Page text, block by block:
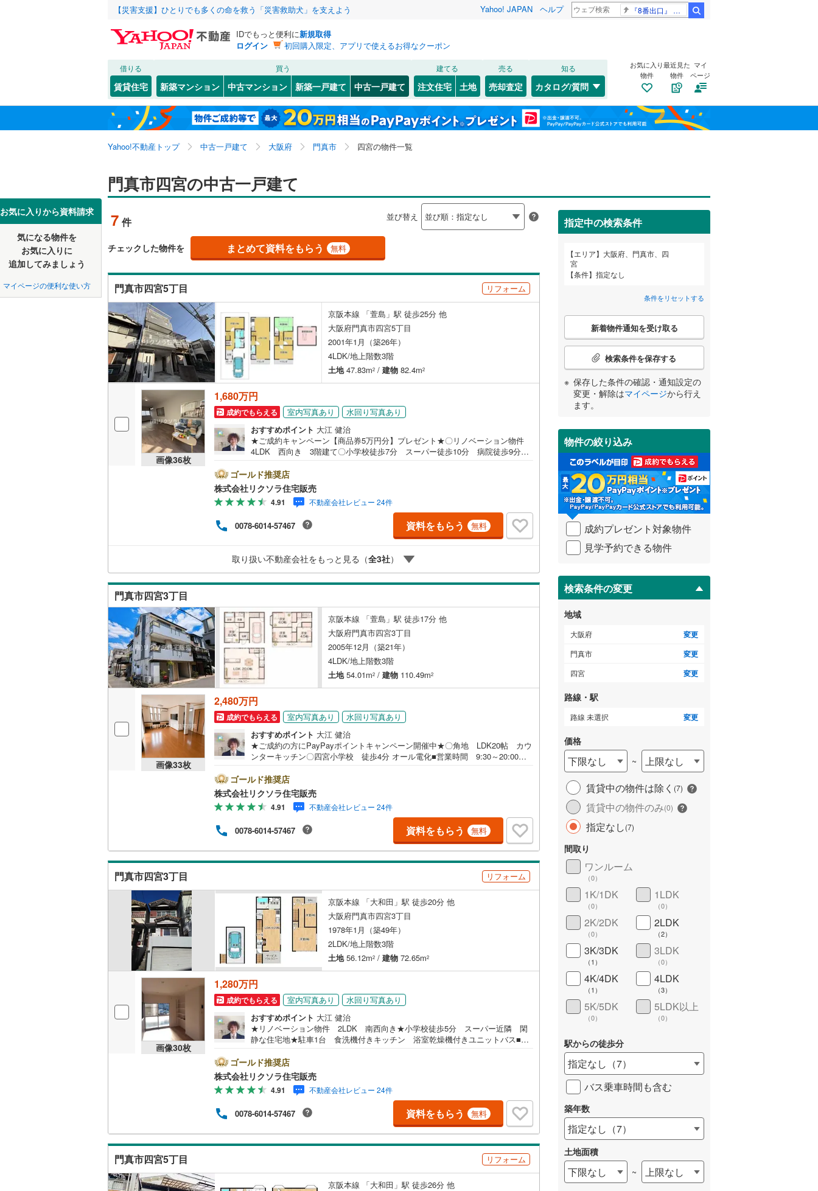
【災害支援】ひとりでも多くの命を救う「災害救助犬」を支えよう Yahoo! JAPAN ヘルプ 『8番出口』 金ロー
IDでもっと便利に新規取得
ログイン
初回購入限定、アプリで使えるお得なクーポン
借りる
賃貸住宅
買う
新築マンション 中古マンション 新築一戸建て 中古一戸建て
建てる
注文住宅 土地
売る
売却査定
知る
カタログ/質問
お気に入り
物件
最近見た
物件
マイ
ページ
Yahoo!不動産トップ 中古一戸建て 大阪府 門真市 四宮の物件一覧
お気に入りから資料請求
気になる物件を
お気に入りに
追加してみましょう
マイページの便利な使い方
門真市四宮の中古一戸建て
7 件 並び替え
チェックした物件を まとめて資料をもらう 無料
門真市四宮5丁目 リフォーム
京阪本線 「萱島」駅 徒歩25分 他
大阪府門真市四宮5丁目
2001年1月（築26年）
4LDK/地上階数3階
土地47.83m2 / 建物 82.4m2
画像36枚
1,680万円
成約でもらえる 室内写真あり
水回り写真あり
おすすめポイント 大江 健治
★ご成約キャンペーン【商品券5万円分】プレゼント★〇リノベーション物件
4LDK 西向き 3階建て〇小学校徒歩7分 スーパー徒歩10分 病院徒歩9分〇
内可能！※当日・翌日のご案内はお電話でのお問合せがスムーズ■定休日 毎週
水曜日◇弊社ホームページよりLINEでのお問合せも好評！◇不動産情報サイト
未掲載物件、弊社ホームページに多数掲載！◇学校区物件検索も充実！ご希望
の学校区での物件探しに便利！「リクソラ住宅販売」で検索！是非ご覧くださ
い他の気になる物件・他不動産会社・他サイトの掲載物件もまとめてご案内可
能リフォームやリノベーションの事もあわせてご相談下さい【住宅ローン無料
相談会 随時開催中】〇お客様の条件にベストな住宅ローン商品のご提案〇住
ームローンの一体型商品もご提案〇仕事や収入・現在過去の借入による住宅ロ
ーンへの問題解決是非ともお問合せ下さい
ゴールド推奨店
株式会社リクソラ住宅販売
4.91 不動産会社レビュー 24件
0078-6014-57467 資料をもらう 無料
取り扱い不動産会社をもっと見る（全3社）
門真市四宮3丁目
京阪本線 「萱島」駅 徒歩17分 他
大阪府門真市四宮3丁目
2005年12月（築21年）
4LDK/地上階数3階
土地54.01m2 / 建物 110.49m2
画像33枚
2,480万円
成約でもらえる 室内写真あり
水回り写真あり
おすすめポイント 大江 健治
★ご成約の方にPayPayポイントキャンペーン開催中★〇角地 LDK20帖 カウ
ンターキッチン〇四宮小学校 徒歩4分 オール電化■営業時間 9:30～20:00 ■
日 毎週水曜日◇弊社ホームページよりLINEでのお問合せも好評！◇不動産情
報サイト未掲載物件、弊社ホームページに多数掲載！◇学校区物件検索も充
実！ご希望の学校区での物件探しに便利！「リクソラ住宅販売」で検索！是非
ご覧ください他の気になる物件・他不動産会社・他サイトの掲載物件もまとめ
てご案内可能リフォームやリノベーションの事もあわせてご相談下さい【住宅
ローン無料相談会 随時開催中】〇お客様の条件にベストな住宅ローン商品の
ご提案〇住宅ローンの金利や優遇率、審査基準などを詳しくご説明〇住宅ロー
ンとリフォームローンの一体型商品もご提案〇仕事や収入・現在過去の借入に
よる住宅ローンへの問題解決是非ともお問合せ下さい
ゴールド推奨店
株式会社リクソラ住宅販売
4.91 不動産会社レビュー 24件
0078-6014-57467 資料をもらう 無料
門真市四宮3丁目 リフォーム
京阪本線 「大和田」駅 徒歩20分 他
大阪府門真市四宮3丁目
1978年1月（築49年）
2LDK/地上階数3階
土地56.12m2 / 建物 72.65m2
画像30枚
1,280万円
成約でもらえる 室内写真あり
水回り写真あり
おすすめポイント 大江 健治
★リノベーション物件 2LDK 南西向き★小学校徒歩5分 スーパー近隣 閑
静な住宅地★駐車1台 食洗機付きキッチン 浴室乾燥機付きユニットバス■営
合せがスムーズ■定休日 毎週水曜日 夏季 年末年始◇弊社ホームページより
LINEでのお問合せも好評！◇不動産情報サイト未掲載物件、弊社ホームページ
に多数掲載！◇学校区物件検索も充実！ご希望の学校区での物件探しに便利！
「リクソラ住宅販売」で検索！是非ご覧ください他の気になる物件・他不動産
会社・他サイトの掲載物件もまとめてご案内可能リフォームやリノベーション
の事もあわせてご相談下さい【住宅ローン無料相談会 随時開催中】〇お客様
の条件にベストな住宅ローン商品のご提案〇住宅ローンの金利や優遇率、審査
基準などを詳しくご説明〇住宅ローンとリフォームローンの一体型商品もご提
案〇仕事や収入・現在過去の借入による住宅ローンへの問題解決是非とも弊社
ゴールド推奨店
株式会社リクソラ住宅販売
4.91 不動産会社レビュー 24件
0078-6014-57467 資料をもらう 無料
門真市四宮5丁目 リフォーム
京阪本線 「大和田」駅 徒歩26分 他
指定中の検索条件
エリア
大阪府、門真市、四
宮
条件
指定なし
条件をリセットする
こ
検
条
件
受
け
取
る
・
条
件
を
イ
ペ
ジ
に
保
存
す
る
新着物件通知を受け取る
検索条件を保存する
保存した条件の確認・通知設定の
変更・解除はマイページから行え
ます。
物件の絞り込み
成約プレゼント対象物件
見学予約できる物件
検索条件の変更
地域
大阪府 変更
門真市 変更
四宮 変更
路線・駅
路線 未選択 変更
価格
下限なし ~
上限なし
賃貸中の物件は除く (7)
賃貸中の物件のみ(0)
指定なし(7)
間取り
ワンルーム
（0）
1K/1DK
（0）
1LDK
（0）
2K/2DK
（0）
2LDK
（2）
3K/3DK
（1 ）
3LDK
（0）
4K/4DK
（1 ）
4LDK
（3）
5K/5DK
（0）
5LDK以上
（0）
駅からの徒歩分
指定なし （7）
バス乗車時間も含む
築年数
指定なし （7）
土地面積
下限なし ~ 上限なし
北海道 北海道
東北 青森 岩手 宮城 秋田 山形 福島
関東 東京 神奈川 埼玉
信越・北陸 新潟 長野
三重
近畿 大阪 兵庫
中国 鳥取 島根 岡山 広島 山口
四国 徳島 愛媛 高知
九州・沖縄 福岡 佐賀 長崎 鹿児島 沖縄
該当物件0件 この条件で検索する
大阪市 都島区(12) 福島区(13) 此花区(28)
西淀川区(31) 東淀川区(70) 旭区(19)
淀川区
51) 北区
港区
(17)
東成区(24) 城東区(34) 鶴見区(25)
天王寺区(20) 生野区(46)
阿倍野区(18)
平野区( 60)
堺市 堺区(36) 中区(63)
西区 (51 南区 25)
美原区( 40)
大阪府のそのほ
かの地域
岸和田市(10) 豊中市(55) 池田市( 32)
吹田市(41) 泉大津市 高槻市(
貝塚市(24) 枚方市(226)
茨木市 (64 ) 八尾市(56) 泉佐野市(6)
富田林市(65) 河内長野市(65)
松原市( 80) 和泉市(26)
箕面市(46) 柏原市 (36 羽曳野市
摂津市(39) 高石市(10)
藤井寺市(43) 東大阪市
四條畷市(32) 交野市(28) 大阪狭山市(20)
阪南市(43) 三島郡島本町(5) 豊能郡豊能町
豊能郡能勢町 (2) 泉北郡忠岡町 泉南郡熊取町
泉南郡田尻町
南河内郡太子町
南河内郡河南町
南河内郡千早赤阪村
該当物件0件 この条件で検索する
朝日町(1) 石原町(3) 大池町(6)
大橋町(3) 上野口町(4) 寿町(1)
小路町
1) 城垣町
常盤町(1)
舟田町(4) 古川町(1) 南野口町(5)
宮前町(1) 東田町(1)
打越町(1)
岸和田( 8)
島頭(5) 四宮(7) 三ツ島(6)
該当物件0件 この条件で検索する
JR 東海道本線（JR西日本）(0) 関西本線（JR西日本） (0) 大阪環状線(
桜島線(0) 福知山線(0) 片町線(3)
阪和線(0) 関西空港線 (0) 東西線(0)
おおさか東線(0 東海道新幹線
地下鉄 OsakaMetro長堀鶴見緑地線
OsakaMetro谷町線(0) OsakaMetro四つ橋線(0) OsakaMetro中央線(0)
OsakaMetro堺筋線(0 )
私鉄・その他 近鉄大阪線(0) 近鉄信貴線(0)
近鉄南大阪線(0) 近鉄長野線(0) 近鉄道明寺線(0)
近鉄けいはんな線(0) 近鉄西信貴ケーブル(0)
京阪交野線
0) 京阪中之島線 阪急京都本線(0)
阪急千里線 (0) 阪急神戸本線 阪急宝塚本線(0)
阪急箕面線
0) 阪神本線 阪神なんば線(0)
能勢電鉄妙見線
南海高師浜線(0)
南海多奈川線 ( 0) 南海高野線 阪堺電気軌道阪堺線
阪堺電気軌道上町線 ( 0) 南海空港線(0) 南海汐見橋線 (0 )
南海泉北線
0) OsakaMetroニュートラム(0 ) 大阪モノレール線 (0)
国際文化公園都市モノレール
水間鉄道(0)
該当物件0件 この条件で検索する
該当物件0件 この条件で検索する
こだわり条件 リフォーム、リノベーション
リノベーション・リフォーム
（5）
築古・築30年以上（4）
設備
床暖房（0）
駐車場2台以上（0） ビルトインガレージ（1） 太陽光発電システム（0）
（5）
防犯カメラ（ 0）
（1）
）
二世帯向け（0 平屋・1階建て 3階建て以上（6）
サービスルーム（納戸）（0）
立地
最寄りの駅が始発駅 小学校まで1km以内（4）
配置、向き、建ち方、日当たり
前道6m以上（2） 角地（1） 南道路（1）
平坦地（3）
LD
リビングダイニング15畳以上
キッチン
販売、価格、契約、入居関連など
即入居可能（2）
浴室
浴室乾燥機あり
収納
ウォークインクローゼット
（0）
床下収納（1）
バルコニー、庭
ウッドデッキあり（
構造・規模・施工・品質・工法関連
（0） 長期優良住宅 ）
オンライン対応
オンライン内見(相談)可（ 3） IT重説可
オンライン対応とは？ 詳しく見る
該当物件0件 この条件で検索する
検索条件を保存しました
この検索条件の新着物件通知は、 マイページから設定できます。
保存した条件を見る
大阪府、門真市、四宮
検索条件を保存する
マイページ
お気に入りリストを見る
閉じる
お気に入りリストを見る
閉じる